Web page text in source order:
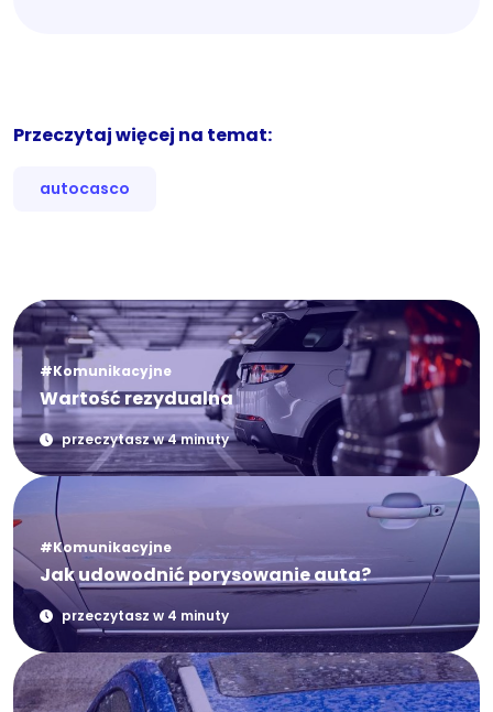
Przeczytaj więcej na temat:
autocasco
#Komunikacyjne
Wartość rezydualna
przeczytasz w 4 minuty
#Komunikacyjne
Jak udowodnić porysowanie auta?
przeczytasz w 4 minuty